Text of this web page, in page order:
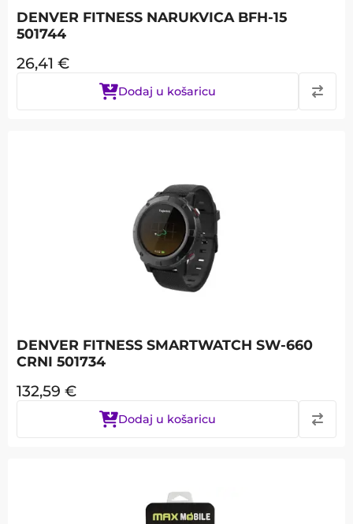
DENVER FITNESS NARUKVICA BFH-15
501744
26,41 €
Dodaj u košaricu
DENVER FITNESS SMARTWATCH SW-660
CRNI 501734
132,59 €
Dodaj u košaricu